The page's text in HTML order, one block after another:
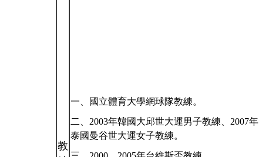
教
一、國立體育大學網球隊教練。
二、 2003年韓國大邱世大運男子教練、 2007年
泰國曼谷世大運女子教練。